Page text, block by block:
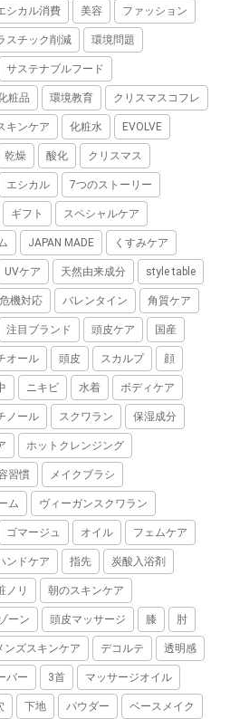
シカル消費 美容 ファッション
スチック削減 環境問題
サステナブルフード
粧品 環境教育 クリスマスコフレ
キンケア 化粧水 EVOLVE
乾燥 酸化 クリスマス
エシカル 7つのストーリー
ギフト スペシャルケア
JAPAN MADE くすみケア
UVケア 天然由来成分 style table
機対応 バレンタイン 角質ケア
注目ブランド 頭皮ケア 国産
オール 頭皮 スカルプ 顔
ニキビ 水着 ボディケア
ノール スクワラン 保湿成分
ホットクレンジング
習慣 メイクブラシ
ム ヴィーガンスクワラン
ゴマージュ オイル フェムケア
ンドケア 指先 炭酸入浴剤
ノリ 朝のスキンケア
ーン 頭皮マッサージ 膝 肘
ンズスキンケア デコルテ 透明感
バー 3首 マッサージオイル
下地 パウダー ベースメイク